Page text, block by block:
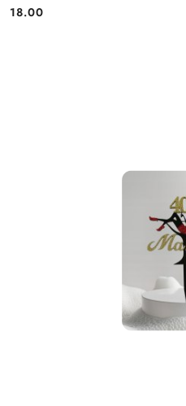
Cena:
18.00